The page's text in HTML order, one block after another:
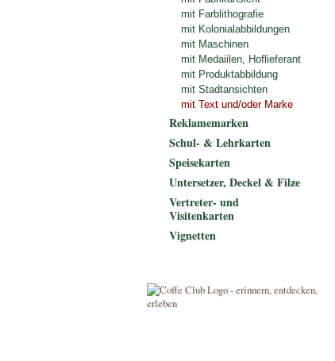
mit Farblithografie
mit Kolonialabbildungen
mit Maschinen
mit Medaiilen, Hoflieferant
mit Produktabbildung
mit Stadtansichten
mit Text und/oder Marke
Reklamemarken
Schul- & Lehrkarten
Speisekarten
Untersetzer, Deckel & Filze
Vertreter- und
Visitenkarten
Vignetten